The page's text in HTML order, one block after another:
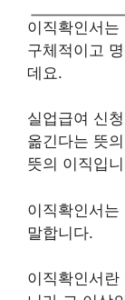
이직확인서
구체적이고
데요.
실업급여 신
옮긴다는 뜻
뜻의 이직입
이직확인서
말합니다.
이직확인서